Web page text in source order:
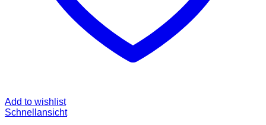
Add to wishlist
Schnellansicht